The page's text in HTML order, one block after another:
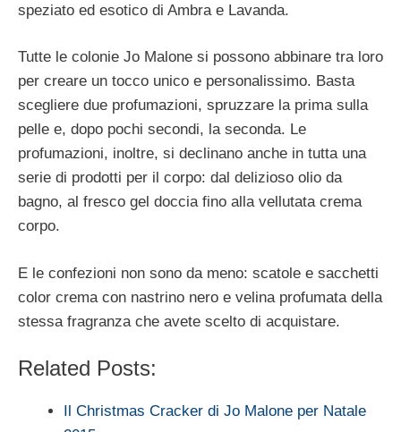
speziato ed esotico di Ambra e Lavanda.
Tutte le colonie Jo Malone si possono abbinare tra loro
per creare un tocco unico e personalissimo. Basta
scegliere due profumazioni, spruzzare la prima sulla
pelle e, dopo pochi secondi, la seconda. Le
profumazioni, inoltre, si declinano anche in tutta una
serie di prodotti per il corpo: dal delizioso olio da
bagno, al fresco gel doccia fino alla vellutata crema
corpo.
E le confezioni non sono da meno: scatole e sacchetti
color crema con nastrino nero e velina profumata della
stessa fragranza che avete scelto di acquistare.
Related Posts:
Il Christmas Cracker di Jo Malone per Natale